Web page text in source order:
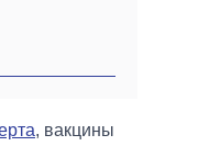
, вакцины